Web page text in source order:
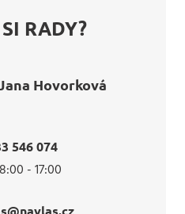
RADY?
Hovorková
546 074
- 17:00